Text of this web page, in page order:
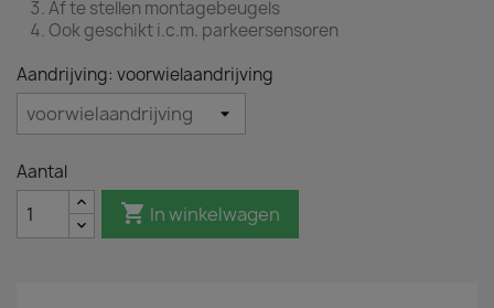
Af te stellen montagebeugels
Ook geschikt i.c.m. parkeersensoren
Aandrijving: voorwielaandrijving
Aantal
 In winkelwagen